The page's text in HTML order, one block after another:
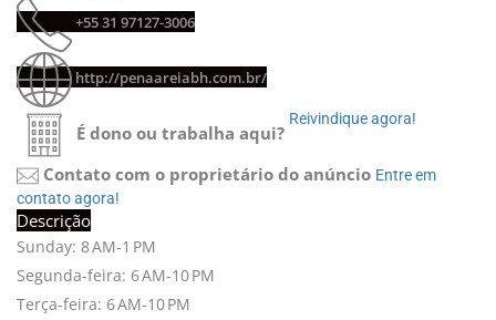
+ -
+55 31 97127-3006
http://penaareiabh.com.br/
É dono ou trabalha aqui?
Reivindique agora!
Contato com o proprietário do anúncio Entre em
contato agora!
Descrição
Sunday: 8 AM-1 PM
Segunda-feira: 6 AM-10 PM
Terça-feira: 6 AM-10 PM